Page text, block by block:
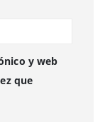
y web
que